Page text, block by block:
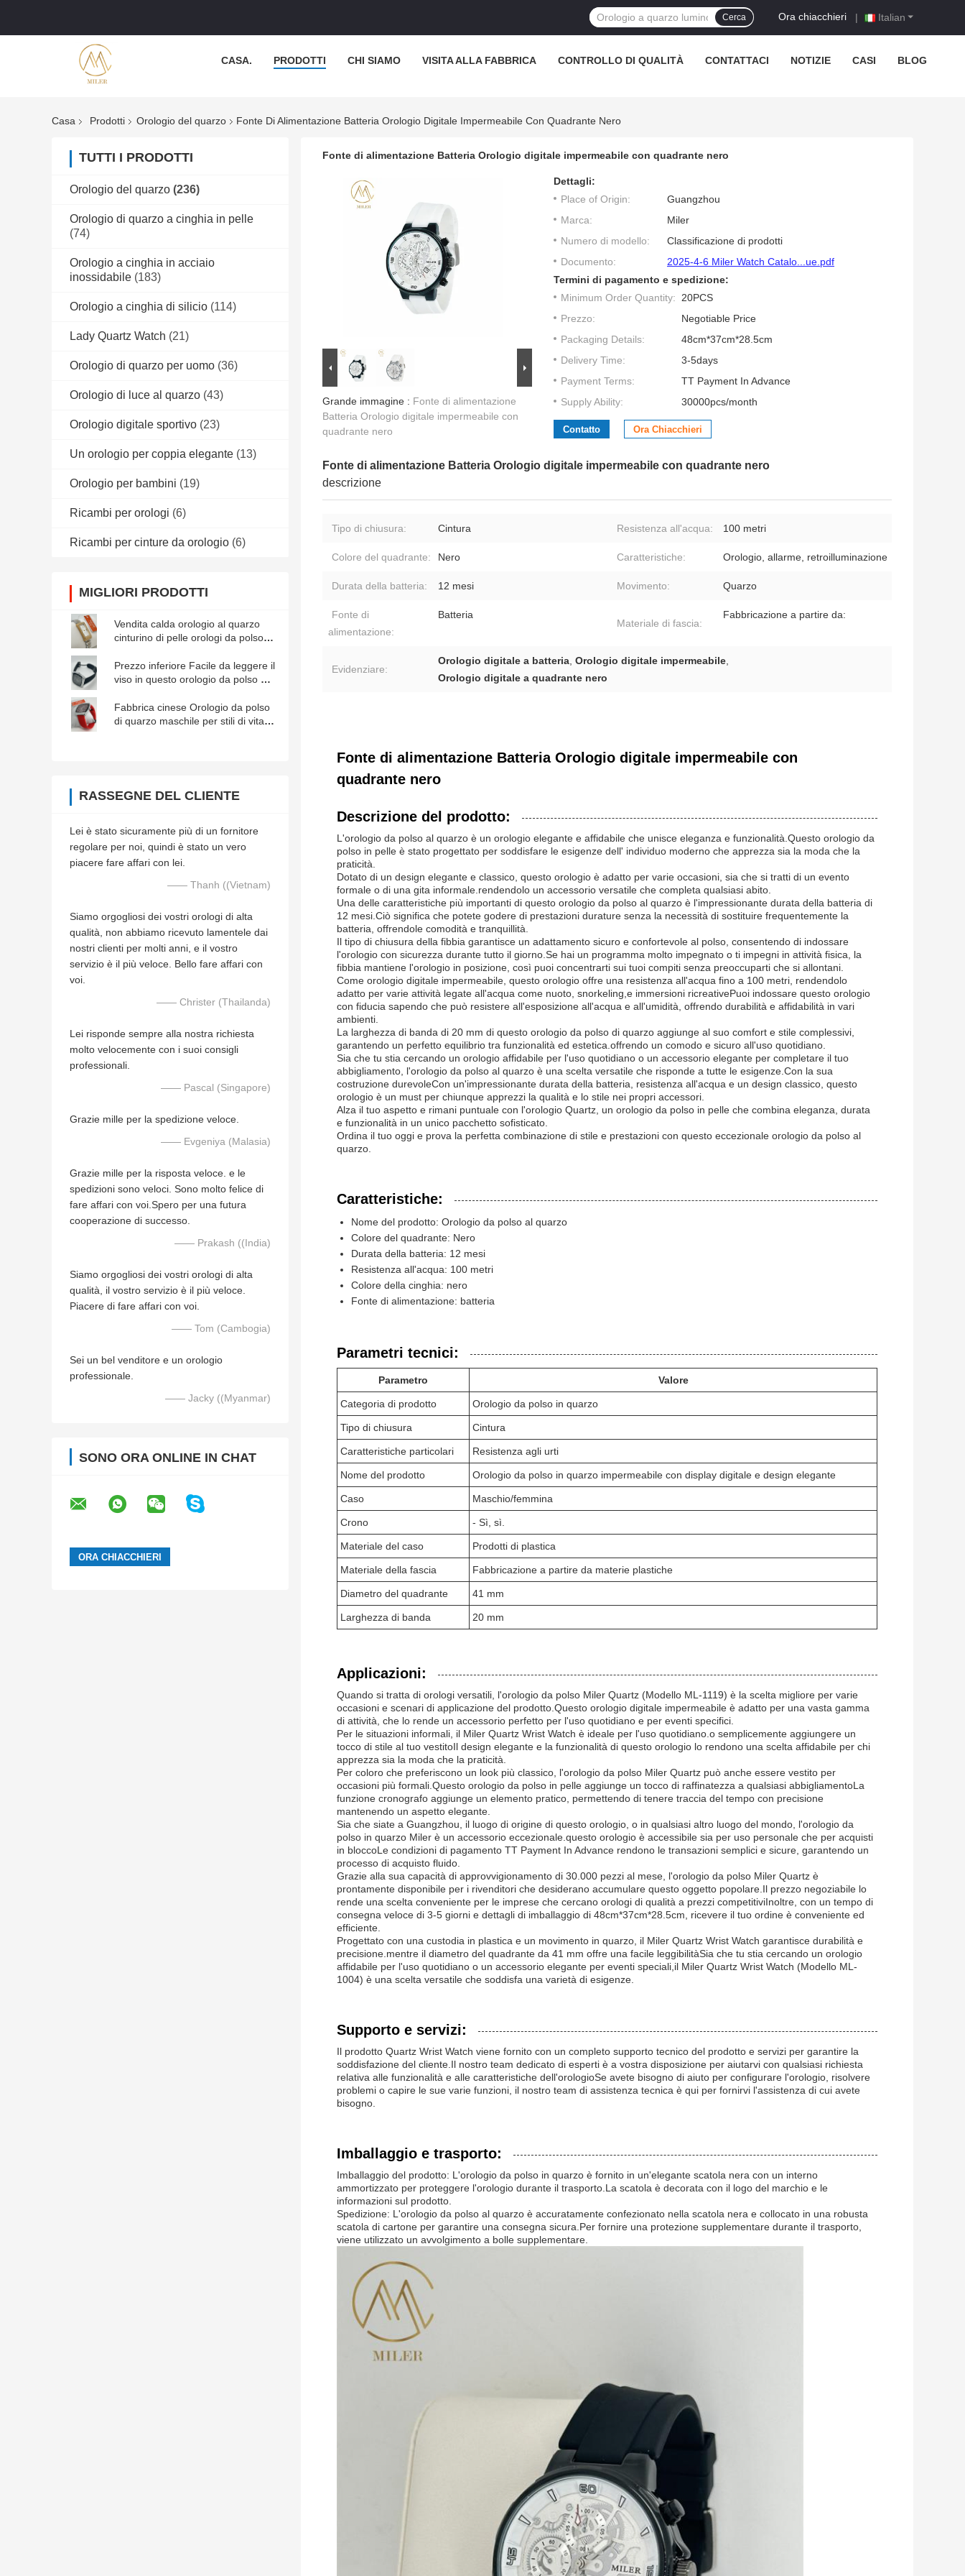
Italian
Ora chiacchieri |
Cerca
CASA. PRODOTTI CHI SIAMO VISITA ALLA FABBRICA CONTROLLO DI QUALITÀ CONTATTACI NOTIZIE CASI BLOG
Casa Prodotti Orologio del quarzo Fonte Di Alimentazione Batteria Orologio Digitale Impermeabile Con Quadrante Nero
TUTTI I PRODOTTI
Orologio del quarzo (236)
Orologio di quarzo a cinghia in pelle
(74)
Orologio a cinghia in acciaio
inossidabile (183)
Orologio a cinghia di silicio (114)
Lady Quartz Watch (21)
Orologio di quarzo per uomo (36)
Orologio di luce al quarzo (43)
Orologio digitale sportivo (23)
Un orologio per coppia elegante (13)
Orologio per bambini (19)
Ricambi per orologi (6)
Ricambi per cinture da orologio (6)
MIGLIORI PRODOTTI
Vendita calda orologio al quarzo
cinturino di pelle orologi da polso
Prezzo inferiore Facile da leggere il
viso in questo orologio da polso di
scarsa luce
Fabbrica cinese Orologio da polso
di quarzo maschile per stili di vita
RASSEGNE DEL CLIENTE
Lei è stato sicuramente più di un fornitore
regolare per noi, quindi è stato un vero
piacere fare affari con lei.
—— Thanh ((Vietnam)
Siamo orgogliosi dei vostri orologi di alta
qualità, non abbiamo ricevuto lamentele dai
nostri clienti per molti anni, e il vostro
servizio è il più veloce. Bello fare affari con
voi.
—— Christer (Thailanda)
Lei risponde sempre alla nostra richiesta
molto velocemente con i suoi consigli
professionali.
—— Pascal (Singapore)
Grazie mille per la spedizione veloce.
—— Evgeniya (Malasia)
Grazie mille per la risposta veloce. e le
spedizioni sono veloci. Sono molto felice di
fare affari con voi.Spero per una futura
cooperazione di successo.
—— Prakash ((India)
Siamo orgogliosi dei vostri orologi di alta
qualità, il vostro servizio è il più veloce.
Piacere di fare affari con voi.
—— Tom (Cambogia)
Sei un bel venditore e un orologio
professionale.
—— Jacky ((Myanmar)
SONO ORA ONLINE IN CHAT
Fonte di alimentazione Batteria Orologio digitale impermeabile con quadrante nero
Grande immagine : Fonte di alimentazione
Batteria Orologio digitale impermeabile con
quadrante nero
Dettagli:
Place of Origin:
Guangzhou
Marca:
Miler
Numero di modello:
Classificazione di prodotti
Documento:
2025-4-6 Miler Watch Catalo...ue.pdf
Termini di pagamento e spedizione:
Minimum Order Quantity: 20PCS
Prezzo:
Negotiable Price
Packaging Details:
48cm*37cm*28.5cm
Delivery Time:
3-5days
Payment Terms:
TT Payment In Advance
Supply Ability:
30000pcs/month
Contatto Ora Chiacchieri
Fonte di alimentazione Batteria Orologio digitale impermeabile con quadrante nero
descrizione
Tipo di chiusura: Cintura Resistenza all'acqua: 100 metri
Colore del quadrante: Nero Caratteristiche: Orologio, allarme, retroilluminazione
Durata della batteria: 12 mesi Movimento: Quarzo
Fonte di
alimentazione:
Batteria
Materiale di fascia:
Fabbricazione a partire da:
Evidenziare:
Orologio digitale a batteria, Orologio digitale impermeabile,
Orologio digitale a quadrante nero
Fonte di alimentazione Batteria Orologio digitale impermeabile con
quadrante nero
Descrizione del prodotto:
L'orologio da polso al quarzo è un orologio elegante e affidabile che unisce eleganza e funzionalità.Questo orologio da
polso in pelle è stato progettato per soddisfare le esigenze dell' individuo moderno che apprezza sia la moda che la
praticità.
Dotato di un design elegante e classico, questo orologio è adatto per varie occasioni, sia che si tratti di un evento
formale o di una gita informale.rendendolo un accessorio versatile che completa qualsiasi abito.
Una delle caratteristiche più importanti di questo orologio da polso al quarzo è l'impressionante durata della batteria di
12 mesi.Ciò significa che potete godere di prestazioni durature senza la necessità di sostituire frequentemente la
batteria, offrendole comodità e tranquillità.
Il tipo di chiusura della fibbia garantisce un adattamento sicuro e confortevole al polso, consentendo di indossare
l'orologio con sicurezza durante tutto il giorno.Se hai un programma molto impegnato o ti impegni in attività fisica, la
fibbia mantiene l'orologio in posizione, così puoi concentrarti sui tuoi compiti senza preoccuparti che si allontani.
Come orologio digitale impermeabile, questo orologio offre una resistenza all'acqua fino a 100 metri, rendendolo
adatto per varie attività legate all'acqua come nuoto, snorkeling,e immersioni ricreativePuoi indossare questo orologio
con fiducia sapendo che può resistere all'esposizione all'acqua e all'umidità, offrendo durabilità e affidabilità in vari
ambienti.
La larghezza di banda di 20 mm di questo orologio da polso di quarzo aggiunge al suo comfort e stile complessivi,
garantendo un perfetto equilibrio tra funzionalità ed estetica.offrendo un comodo e sicuro all'uso quotidiano.
Sia che tu stia cercando un orologio affidabile per l'uso quotidiano o un accessorio elegante per completare il tuo
abbigliamento, l'orologio da polso al quarzo è una scelta versatile che risponde a tutte le esigenze.Con la sua
costruzione durevoleCon un'impressionante durata della batteria, resistenza all'acqua e un design classico, questo
orologio è un must per chiunque apprezzi la qualità e lo stile nei propri accessori.
Alza il tuo aspetto e rimani puntuale con l'orologio Quartz, un orologio da polso in pelle che combina eleganza, durata
e funzionalità in un unico pacchetto sofisticato.
Ordina il tuo oggi e prova la perfetta combinazione di stile e prestazioni con questo eccezionale orologio da polso al
quarzo.
Caratteristiche:
Nome del prodotto: Orologio da polso al quarzo
Colore del quadrante: Nero
Durata della batteria: 12 mesi
Resistenza all'acqua: 100 metri
Colore della cinghia: nero
Fonte di alimentazione: batteria
Parametri tecnici:
Parametro Valore
Categoria di prodotto Orologio da polso in quarzo
Tipo di chiusura Cintura
Caratteristiche particolari Resistenza agli urti
Nome del prodotto Orologio da polso in quarzo impermeabile con display digitale e design elegante
Caso Maschio/femmina
Crono - Sì, sì.
Materiale del caso Prodotti di plastica
Materiale della fascia Fabbricazione a partire da materie plastiche
Diametro del quadrante 41 mm
Larghezza di banda 20 mm
Applicazioni:
Quando si tratta di orologi versatili, l'orologio da polso Miler Quartz (Modello ML-1119) è la scelta migliore per varie
occasioni e scenari di applicazione del prodotto.Questo orologio digitale impermeabile è adatto per una vasta gamma
di attività, che lo rende un accessorio perfetto per l'uso quotidiano e per eventi specifici.
Per le situazioni informali, il Miler Quartz Wrist Watch è ideale per l'uso quotidiano.o semplicemente aggiungere un
tocco di stile al tuo vestitoIl design elegante e la funzionalità di questo orologio lo rendono una scelta affidabile per chi
apprezza sia la moda che la praticità.
Per coloro che preferiscono un look più classico, l'orologio da polso Miler Quartz può anche essere vestito per
occasioni più formali.Questo orologio da polso in pelle aggiunge un tocco di raffinatezza a qualsiasi abbigliamentoLa
funzione cronografo aggiunge un elemento pratico, permettendo di tenere traccia del tempo con precisione
mantenendo un aspetto elegante.
Sia che siate a Guangzhou, il luogo di origine di questo orologio, o in qualsiasi altro luogo del mondo, l'orologio da
polso in quarzo Miler è un accessorio eccezionale.questo orologio è accessibile sia per uso personale che per acquisti
in bloccoLe condizioni di pagamento TT Payment In Advance rendono le transazioni semplici e sicure, garantendo un
processo di acquisto fluido.
Grazie alla sua capacità di approvvigionamento di 30.000 pezzi al mese, l'orologio da polso Miler Quartz è
prontamente disponibile per i rivenditori che desiderano accumulare questo oggetto popolare.Il prezzo negoziabile lo
rende una scelta conveniente per le imprese che cercano orologi di qualità a prezzi competitiviInoltre, con un tempo di
consegna veloce di 3-5 giorni e dettagli di imballaggio di 48cm*37cm*28.5cm, ricevere il tuo ordine è conveniente ed
efficiente.
Progettato con una custodia in plastica e un movimento in quarzo, il Miler Quartz Wrist Watch garantisce durabilità e
precisione.mentre il diametro del quadrante da 41 mm offre una facile leggibilitàSia che tu stia cercando un orologio
affidabile per l'uso quotidiano o un accessorio elegante per eventi speciali,il Miler Quartz Wrist Watch (Modello ML-
1004) è una scelta versatile che soddisfa una varietà di esigenze.
Supporto e servizi:
Il prodotto Quartz Wrist Watch viene fornito con un completo supporto tecnico del prodotto e servizi per garantire la
soddisfazione del cliente.Il nostro team dedicato di esperti è a vostra disposizione per aiutarvi con qualsiasi richiesta
relativa alle funzionalità e alle caratteristiche dell'orologioSe avete bisogno di aiuto per configurare l'orologio, risolvere
problemi o capire le sue varie funzioni, il nostro team di assistenza tecnica è qui per fornirvi l'assistenza di cui avete
bisogno.
Imballaggio e trasporto:
Imballaggio del prodotto: L'orologio da polso in quarzo è fornito in un'elegante scatola nera con un interno
ammortizzato per proteggere l'orologio durante il trasporto.La scatola è decorata con il logo del marchio e le
informazioni sul prodotto.
Spedizione: L'orologio da polso al quarzo è accuratamente confezionato nella scatola nera e collocato in una robusta
scatola di cartone per garantire una consegna sicura.Per fornire una protezione supplementare durante il trasporto,
viene utilizzato un avvolgimento a bolle supplementare.